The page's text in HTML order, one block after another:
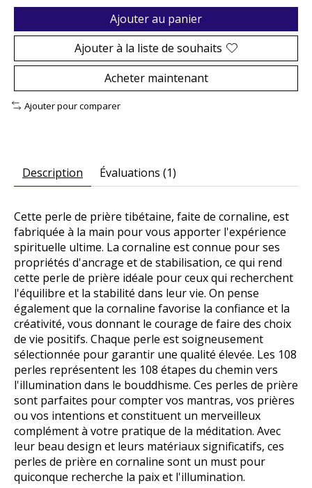
Ajouter au panier
Ajouter à la liste de souhaits
Acheter maintenant
Ajouter pour comparer
Description Évaluations (1)
Cette perle de prière tibétaine, faite de cornaline, est
fabriquée à la main pour vous apporter l'expérience
spirituelle ultime. La cornaline est connue pour ses
propriétés d'ancrage et de stabilisation, ce qui rend
cette perle de prière idéale pour ceux qui recherchent
l'équilibre et la stabilité dans leur vie. On pense
également que la cornaline favorise la confiance et la
créativité, vous donnant le courage de faire des choix
de vie positifs. Chaque perle est soigneusement
sélectionnée pour garantir une qualité élevée. Les 108
perles représentent les 108 étapes du chemin vers
l'illumination dans le bouddhisme. Ces perles de prière
sont parfaites pour compter vos mantras, vos prières
ou vos intentions et constituent un merveilleux
complément à votre pratique de la méditation. Avec
leur beau design et leurs matériaux significatifs, ces
perles de prière en cornaline sont un must pour
quiconque recherche la paix et l'illumination.